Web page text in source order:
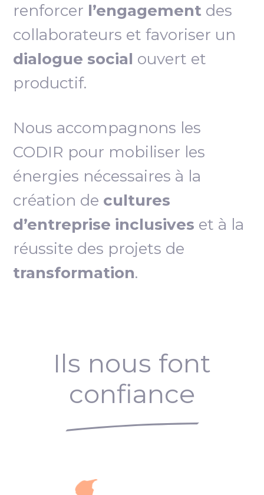
renforcer l’engagement des
collaborateurs et favoriser un
dialogue social ouvert et
productif.
Nous accompagnons les
CODIR pour mobiliser les
énergies nécessaires à la
création de cultures
d’entreprise inclusives et à la
réussite des projets de
transformation.
Ils nous font
confiance